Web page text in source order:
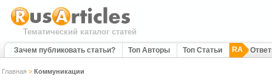
Тематический каталог статей
Зачем публиковать статьи? Топ Авторы Топ Статьи RA
Главная >Коммуникации